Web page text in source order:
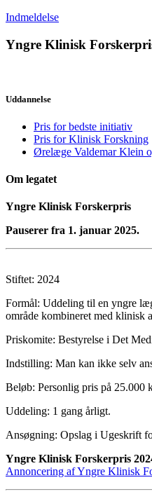
Indmeldelse
Yngre Klinisk
Uddannelse
Pris for bedste initiativ
Pris for Klinisk Forskning
Ørelæge Valdemar Klein
Om legatet
Yngre Klinisk Forskerpris
Pauserer fra 1. januar 2025.
Stiftet: 2024
Formål: Uddeling til en yngre
område kombineret med klinisk
Priskomite: Bestyrelse i Det
Indstilling: Man kan ikke selv
Beløb: Personlig pris på 25.000
Uddeling: 1 gang årligt.
Ansøgning: Opslag i Ugeskrift
Yngre Klinisk Forskerpris
Annoncering af Yngre Klinisk